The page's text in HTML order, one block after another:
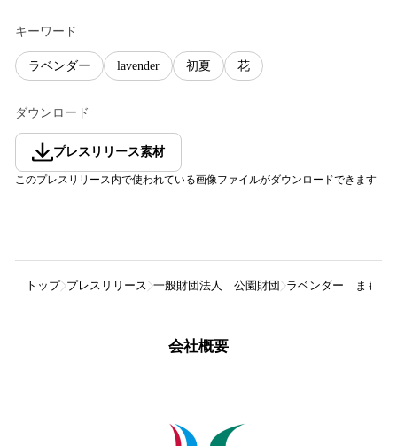
キーワード
ラベンダー lavender 初夏 花
ダウンロード
プレスリリース素材
このプレスリリース内で使われている画像ファイルがダウンロードできます
トップ プレスリリース 一般財団法人 公園財団 ラベンダー まもな
会社概要